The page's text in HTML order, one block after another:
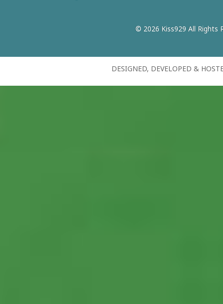
© 2026 Kiss929 All Rights
DESIGNED, DEVELOPED &